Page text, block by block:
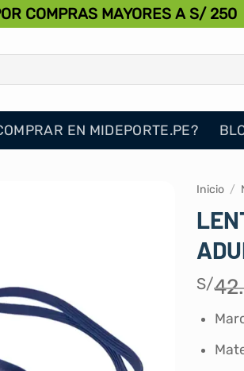
COMPRAS MAYORES A S/ 250
EN MIDEPORTE.PE?
Inicio /
S/